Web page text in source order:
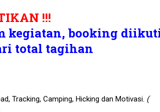
!!!
kegiatan, booking
total tagihan
Tracking, Camping, Hicking dan Motivasi. (